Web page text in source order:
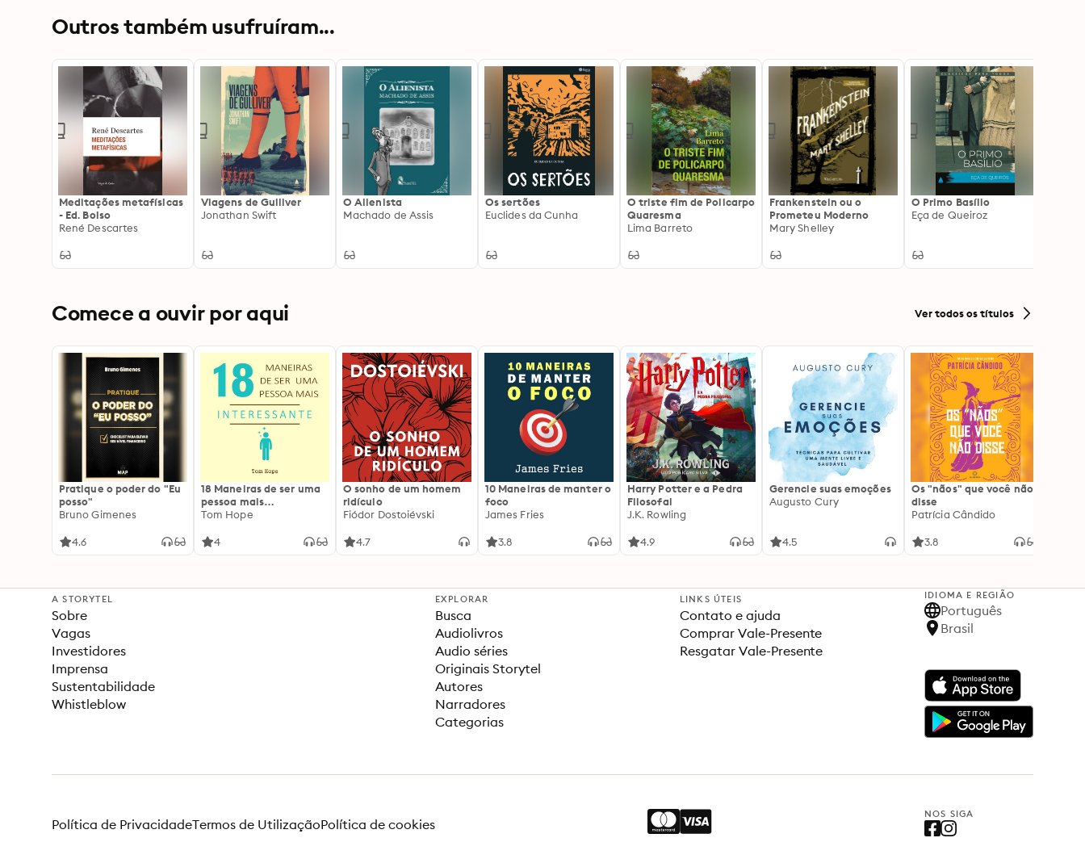
Outros também usufruíram...
Meditações metafísicas
- Ed. Bolso
René Descartes
Viagens de Gulliver
Jonathan Swift
O Alienista
Machado de Assis
Os sertões
Euclides da Cunha
O triste fim de Policarpo
Quaresma
Lima Barreto
Frankenstein ou o
Prometeu Moderno
Mary Shelley
O Primo Basílio
Eça de Queiroz
Comece a ouvir por aqui Ver todos os títulos
Pratique o poder do "Eu
posso"
Bruno Gimenes
4.6
18 Maneiras de ser uma
pessoa mais
interessante
Tom Hope
4
O sonho de um homem
ridículo
Fiódor Dostoiévski
4.7
10 Maneiras de manter o
foco
James Fries
3.8
Harry Potter e a Pedra
Filosofal
J.K. Rowling
4.9
Gerencie suas emoções
Augusto Cury
4.5
Os "nãos" que você não
disse
Patrícia Cândido
3.8
A STORYTEL
Sobre
Vagas
Investidores
Imprensa
Sustentabilidade
Whistleblow
EXPLORAR
Busca
Audiolivros
Audio séries
Originais Storytel
Autores
Narradores
Categorias
LINKS ÚTEIS
Contato e ajuda
Comprar Vale-Presente
Resgatar Vale-Presente
IDIOMA E REGIÃO
Português
Brasil
NOS SIGA
Política de PrivacidadeTermos de UtilizaçãoPolítica de cookies